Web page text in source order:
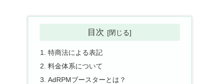
目次
特商法による表記
料金体系について
AdRPMブースターとは？